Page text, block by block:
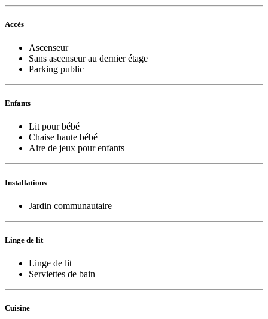
Accès
Ascenseur
Sans ascenseur au dernier étage
Parking public
Enfants
Lit pour bébé
Chaise haute bébé
Aire de jeux pour enfants
Installations
Jardin communautaire
Linge de lit
Linge de lit
Serviettes de bain
Cuisine